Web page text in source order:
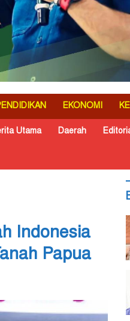
EKONOMI
Utama Daerah
Indonesia
Papua